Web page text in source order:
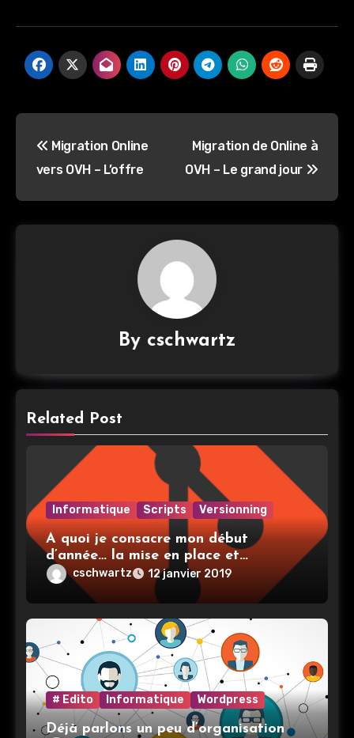
de
l’article
Migration Online
vers OVH – L’offre
Migration de Online à
OVH – Le grand jour
By cschwartz
Related Post
Informatique Scripts Versionning
A quoi je consacre mon début
d’année… la mise en place et
l’utilisation de git
cschwartz 12 janvier 2019
# Edito Informatique Wordpress
Déjà parlons un peu d’organisation